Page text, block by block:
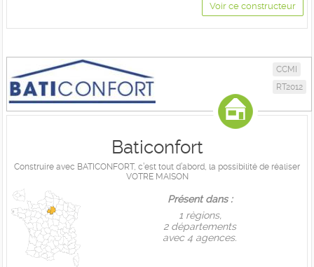
Voir ce constructeur
CCMI
RT2012
Baticonfort
Construire avec BATICONFORT, c’est tout d’abord, la possibilité de réaliser
VOTRE MAISON
Présent dans :
1 règions,
2 départements
avec 4 agences.